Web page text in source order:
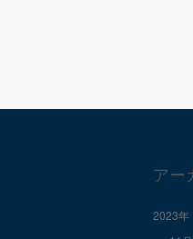
アー
2023年